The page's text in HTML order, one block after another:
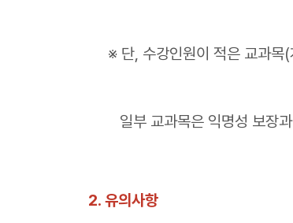
※ 단, 수강인원이 적은 교과목(
일부 교과목은 익명성 보장과
2. 유의사항